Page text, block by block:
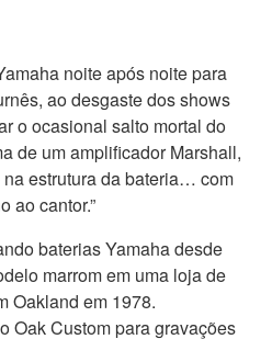
noite após noite para
ao desgaste dos shows
o ocasional salto mortal do
de um amplificador Marshall,
estrutura da bateria… com
ao cantor.”
baterias Yamaha desde
marrom em uma loja de
Oakland em 1978.
Oak Custom para gravações